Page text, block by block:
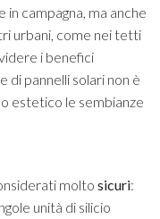
campagna, ma anche
urbani, come nei tetti
i benefici
di pannelli solari non è
estetico le sembianze
molto sicuri:
unità di silicio